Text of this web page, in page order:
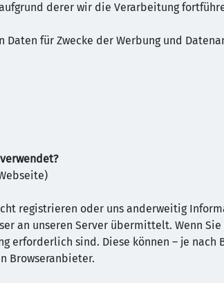
derer wir die Verarbeitung
für Zwecke der Werbung und
registrieren oder uns anderweitig
an unseren Server übermittelt. Wenn
sind. Diese können – je nach
Browseranbieter.